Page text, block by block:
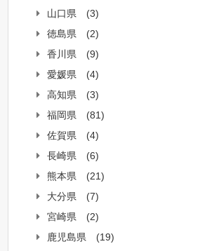
山口県
(3)
徳島県
(2)
香川県
(9)
愛媛県
(4)
高知県
(3)
福岡県
(81)
佐賀県
(4)
長崎県
(6)
熊本県
(21)
大分県
(7)
宮崎県
(2)
鹿児島県
(19)